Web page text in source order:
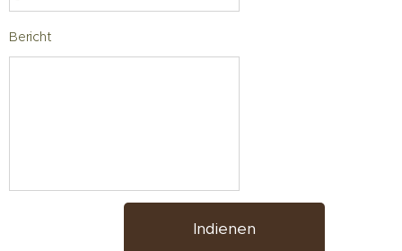
Bericht
Indienen